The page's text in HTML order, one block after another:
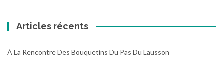
Articles récents
À La Rencontre Des Bouquetins Du Pas Du Lausson